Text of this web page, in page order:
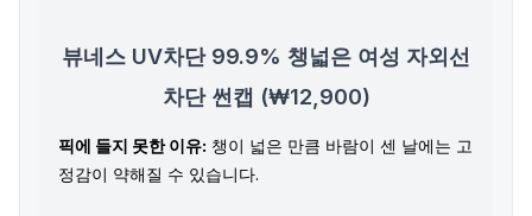
뷰네스 UV차단 99.9% 챙넓은 여성 자외선
차단 썬캡 (₩12,900)
픽에 들지 못한 이유: 챙이 넓은 만큼 바람이 센 날에는 고
정감이 약해질 수 있습니다.